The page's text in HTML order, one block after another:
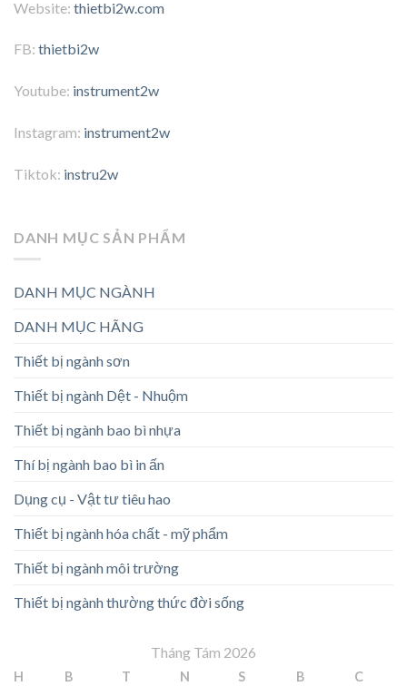
Website: thietbi2w.com
FB: thietbi2w
Youtube: instrument2w
Instagram: instrument2w
Tiktok: instru2w
DANH MỤC SẢN PHẨM
DANH MỤC NGÀNH
DANH MỤC HÃNG
Thiết bị ngành sơn
Thiết bị ngành Dệt - Nhuộm
Thiết bị ngành bao bì nhựa
Thí bị ngành bao bì in ấn
Dụng cụ - Vật tư tiêu hao
Thiết bị ngành hóa chất - mỹ phẩm
Thiết bị ngành môi trường
Thiết bị ngành thường thức đời sống
Tháng Tám 2026
H B T N S B C